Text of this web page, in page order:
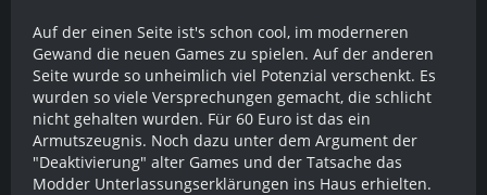
Auf der einen Seite ist's schon cool, im moderneren
Gewand die neuen Games zu spielen. Auf der anderen
Seite wurde so unheimlich viel Potenzial verschenkt. Es
wurden so viele Versprechungen gemacht, die schlicht
nicht gehalten wurden. Für 60 Euro ist das ein
Armutszeugnis. Noch dazu unter dem Argument der
"Deaktivierung" alter Games und der Tatsache das
Modder Unterlassungserklärungen ins Haus erhielten.